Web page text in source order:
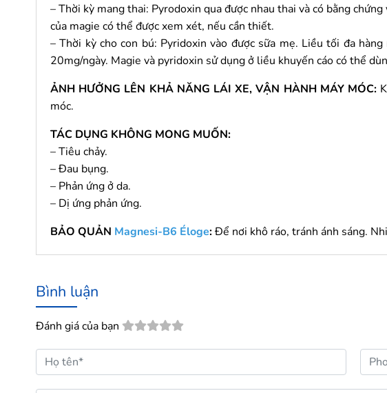
– Thời kỳ mang thai: Pyrodoxin qua được nhau thai và có bằng
của magie có thể được xem xét, nếu cần thiết.
– Thời kỳ cho con bú: Pyridoxin vào được sữa mẹ. Liều tối đa
20mg/ngày. Magie và pyridoxin sử dụng ở liều khuyến cáo có thể
ẢNH HƯỞNG LÊN KHẢ NĂNG LÁI XE, VẬN HÀNH MÁY MÓC:
móc.
TÁC DỤNG KHÔNG MONG MUỐN:
– Tiêu chảy.
– Đau bụng.
– Phản ứng ở da.
– Dị ứng phản ứng.
BẢO QUẢN Magnesi-B6 Éloge:Để nơi khô ráo, tránh ánh sáng.
Bình luận
Đánh giá của bạn